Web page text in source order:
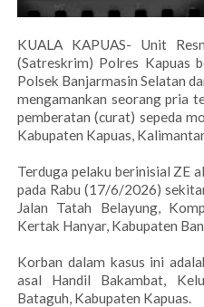
KUALA KAPUAS- Unit
(Satreskrim) Polres Kapuas
Polsek Banjarmasin Selatan
mengamankan seorang pria
pemberatan (curat) sepeda
Kabupaten Kapuas,
Terduga pelaku berinisial ZE
pada Rabu (17/6/2026)
Jalan Tatah Belayung,
Kertak Hanyar, Kabupaten
Korban dalam kasus ini
asal Handil Bakambat,
Bataguh, Kabupaten Kapuas.